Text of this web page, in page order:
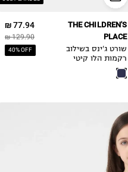
77.94 ₪
129.90 ₪
40% OFF
THE CHILDREN'S
PLACE
שורט ג'ינס בשילוב
רקמות הלו קיטי